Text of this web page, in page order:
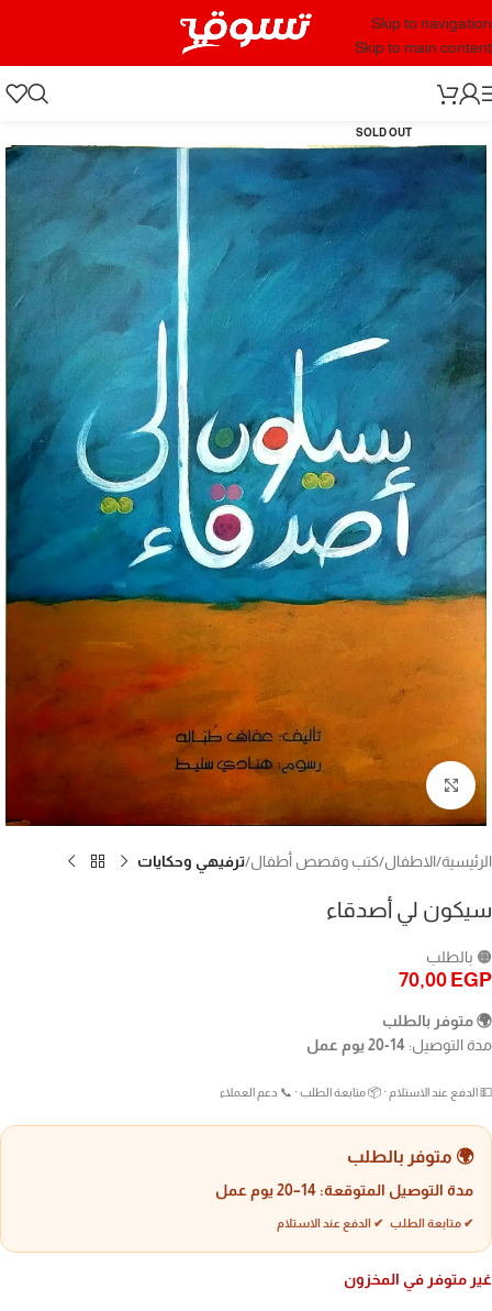
Skip to navigation
Skip to main content
SOLD OUT
Click to enlarge
الرئيسية الاطفال كتب وقصص أطفال ترفيهي وحكايات
سيكون لي أصدقاء
🟠 بالطلب
70,00 EGP
🌍 متوفر بالطلب
مدة التوصيل: 14-20 يوم عمل
💵 الدفع عند الاستلام · 📦 متابعة الطلب · 📞 دعم العملاء
🌍 متوفر بالطلب
مدة التوصيل المتوقعة: 14–20 يوم عمل
✔ متابعة الطلب ✔ الدفع عند الاستلام
غير متوفر في المخزون